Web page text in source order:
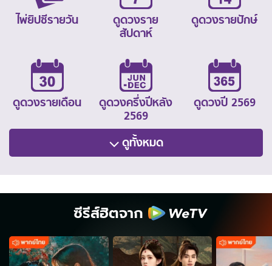
ไพ่ยิปซีรายวัน
ดูดวงราย
สัปดาห์
ดูดวงรายปักษ์
ดูดวงรายเดือน
ดูดวงครึ่งปีหลัง
2569
ดูดวงปี 2569
ดูทั้งหมด
ซีรีส์ฮิตจาก